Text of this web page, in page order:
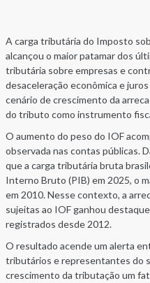
A carga tributária do Imposto
alcançou o maior patamar dos
tributária sobre empresas e
desaceleração econômica e
cenário de crescimento da
do tributo como instrumento
O aumento do peso do IOF
observada nas contas públicas.
que a carga tributária bruta
Interno Bruto (PIB) em 2025, o
em 2010. Nesse contexto, a
sujeitas ao IOF ganhou
registrados desde 2012.
O resultado acende um alerta
tributários e representantes do
crescimento da tributação um